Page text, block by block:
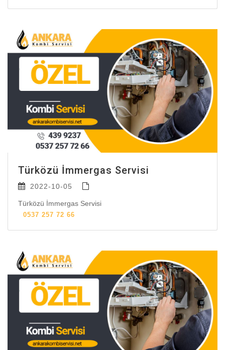
Türközü İmmergas Servisi
2022-10-05
Türközü İmmergas Servisi
0537 257 72 66